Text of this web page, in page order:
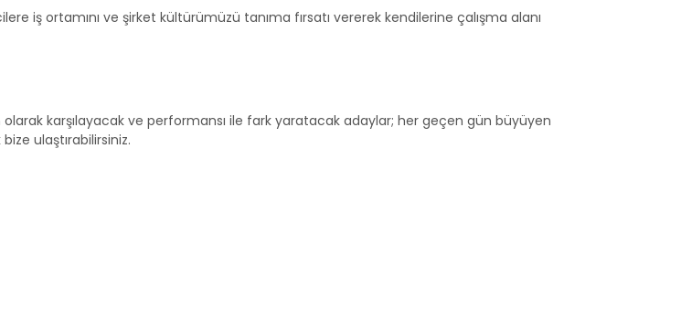
iş ortamını ve şirket kültürümüzü tanıma fırsatı vererek kendilerine çalışma alanı
karşılayacak ve performansı ile fark yaratacak adaylar; her geçen gün büyüyen
ulaştırabilirsiniz.